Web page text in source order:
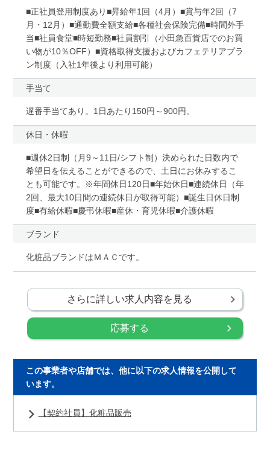
■正社員登用制度あり■昇給年1回（4月）■賞与年2回（7
月・12月）■通勤費全額支給■各種社会保険完備■時間外手
当■社員食堂■時短勤務■社員割引（小田急百貨店でのお買
い物が10％OFF）■資格取得支援およびカフェテリアプラ
ン制度（入社1年後より利用可能）
手当て
遅番手当てあり。1日あたり150円～900円。
休日・休暇
■週休2日制（月9～11日/シフト制）決められた日数内で
希望日を伝えることができるので、土日にお休みするこ
とも可能です。※年間休日120日■年始休日■連続休日（年
2回、最大10日間の連続休日が取得可能）■誕生日休日制
度■有給休暇■慶弔休暇■産休・育児休暇■介護休暇
ブランド
化粧品ブランドはＭＡＣです。
さらに詳しい求人内容を見る
応募する
この事業者や店舗では、他に以下の求人情報を公開して
います。
【契約社員】化粧品販売